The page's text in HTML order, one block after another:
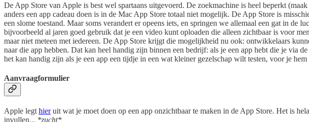
De App Store van Apple is best wel spartaans uitgevoerd. De zoekmachine is heel beperkt
anders een app cadeau doen is in de Mac App Store totaal niet mogelijk. De App Store is
een slome toestand. Maar soms verandert er opeens iets, en springen we allemaal een gat in
bijvoorbeeld al jaren goed gebruik dat je een video kunt oploaden die alleen zichtbaar is voor
maar niet meteen met iedereen. De App Store krijgt die mogelijkheid nu ook: ontwikkelaars
naar die app hebben. Dat kan heel handig zijn binnen een bedrijf: als je een app hebt die je via
het kan handig zijn als je een app een tijdje in een wat kleiner gezelschap wilt testen, voor je
Aanvraagformulier
Apple legt hieruit wat je moet doen op een app onzichtbaar te maken in de App Store. Het is
invullen... *zucht*